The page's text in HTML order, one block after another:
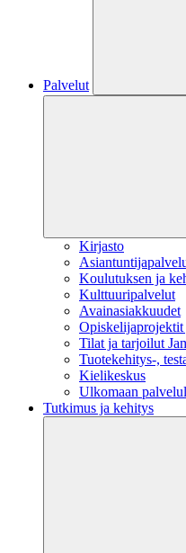
Palvelut
Kirjasto
Koulutuksen ja
Kulttuuripalvelut
Avainasiakkuudet
Tilat ja tarjoilut
Tuotekehitys-,
Kielikeskus
Ulkomaan
Tutkimus ja kehitys